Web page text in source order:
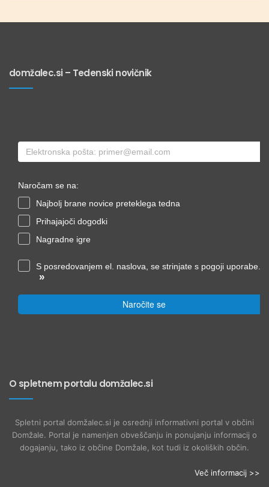
domžalec.si – Tedenski novičnik
Naročam se na:
Najbolj brane novice preteklega tedna
Prihajajoči dogodki
Nagradne igre
S posredovanjem el. naslova, se strinjate s pogoji uporabe.
»
Naročite se
O spletnem portalu domžalec.si
Spletni portal domžalec.si je osrednji informativni portal v občini
Domžale. Portal je namenjen obveščanju in ponujanju informacij o
dogajanju, tako iz občine Domžale, kot tudi iz okoliških občin.
Več informacij >>